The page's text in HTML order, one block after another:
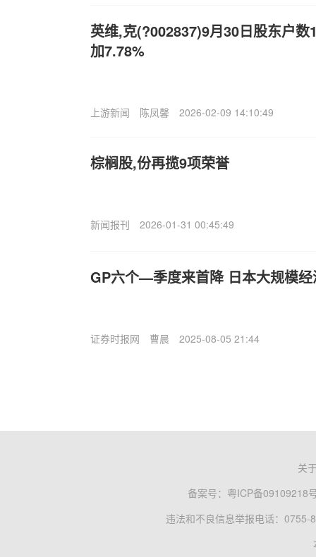
英维,克(?002837)9月30日股东户
加7.78%
上游新闻 陈凤馨 2026-02-09 14:10:49
棕榈股,份再揽9项荣誉
新闻报刊 2026-01-31 00:45:49
GP六个—季度来首降 日本大规模
证券时报网 曹晨 2025-08-05 21:44
关
备案号： 粤ICP备09109218
违法和不良信息举报电话：0755-